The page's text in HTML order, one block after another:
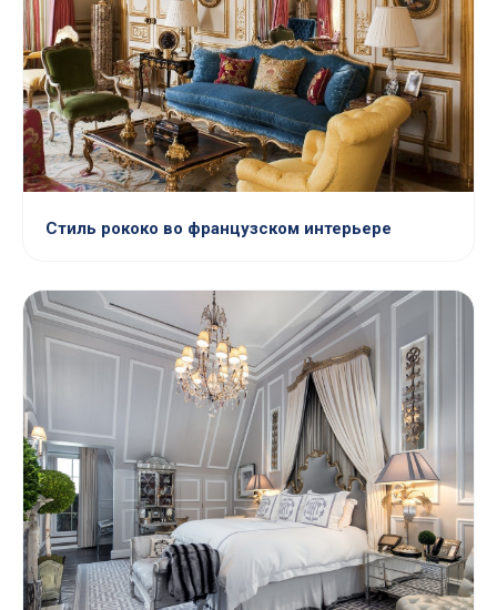
Стиль рококо во французском интерьере